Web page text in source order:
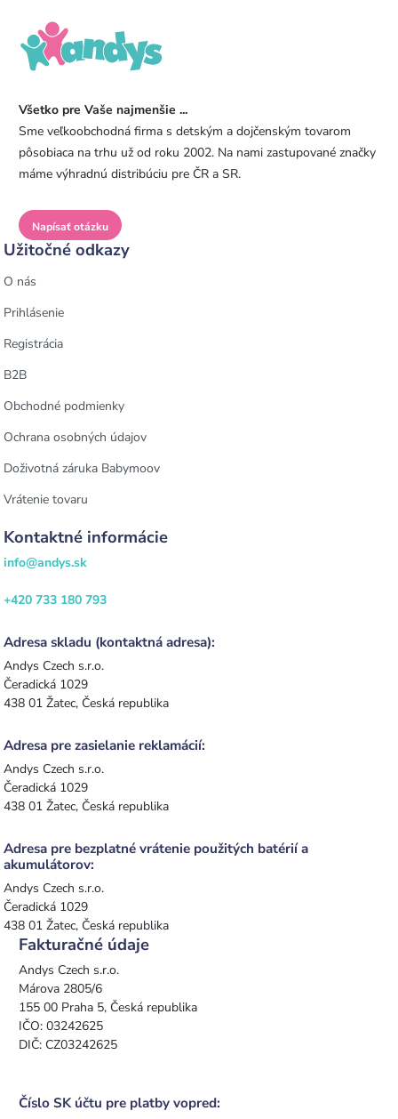
Všetko pre Vaše najmenšie ...
Sme veľkoobchodná firma s detským a dojčenským tovarom
pôsobiaca na trhu už od roku 2002. Na nami zastupované značky
máme výhradnú distribúciu pre ČR a SR.
Napísať otázku
Užitočné odkazy
O nás
Prihlásenie
Registrácia
B2B
Obchodné podmienky
Ochrana osobných údajov
Doživotná záruka Babymoov
Vrátenie tovaru
Kontaktné informácie
info@andys.sk
+420 733 180 793
Adresa skladu (kontaktná adresa):
Andys Czech s.r.o.
Čeradická 1029
438 01 Žatec, Česká republika
Adresa pre zasielanie reklamácií:
Andys Czech s.r.o.
Čeradická 1029
438 01 Žatec, Česká republika
Adresa pre bezplatné vrátenie použitých batérií a
akumulátorov:
Andys Czech s.r.o.
Čeradická 1029
438 01 Žatec, Česká republika
Fakturačné údaje
Andys Czech s.r.o.
Márova 2805/6
155 00 Praha 5, Česká republika
IČO: 03242625
DIČ: CZ03242625
Číslo SK účtu pre platby vopred: